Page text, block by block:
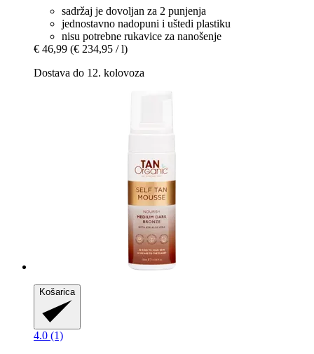
sadržaj je dovoljan za 2 punjenja
jednostavno nadopuni i uštedi plastiku
nisu potrebne rukavice za nanošenje
€ 46,99 (€ 234,95 / l)
Dostava do 12. kolovoza
Košarica
4.0 (1)